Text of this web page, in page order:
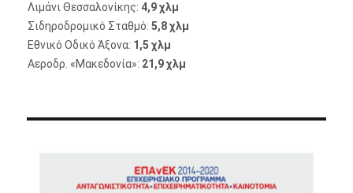
Λιμάνι Θεσσαλονίκης: 4,9 χλμ
Σιδηροδρομικό Σταθμό:5,8 χλμ
Εθνικό Οδικό Άξονα: 1,5 χλμ
Αεροδρ. «Μακεδονία»: 21,9 χλμ